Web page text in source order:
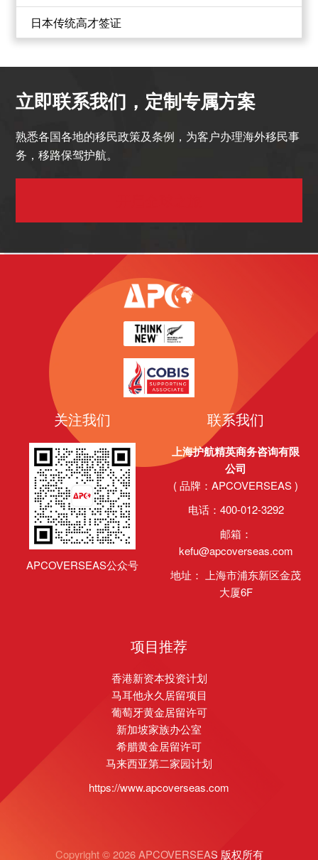
日本传统高才签证
立即联系我们，定制专属方案
熟悉各国各地的移民政策及条例，为客户办理海外移民事
务，移路保驾护航。
关注我们
APCOVERSEAS公众号
联系我们
上海护航精英商务咨询有限
公司
( 品牌：APCOVERSEAS )
电话：400-012-3292
邮箱：
kefu@apcoverseas.com
地址： 上海市浦东新区金茂
大厦6F
项目推荐
香港新资本投资计划
马耳他永久居留项目
葡萄牙黄金居留许可
新加坡家族办公室
希腊黄金居留许可
马来西亚第二家园计划
https://www.apcoverseas.com
Copyright © 2026 APCOVERSEAS 版权所有